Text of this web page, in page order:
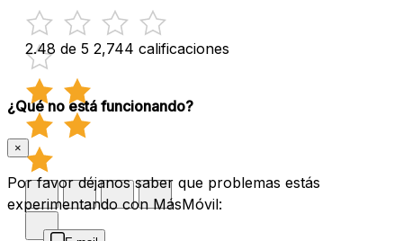
2.48 de 5 2,744 calificaciones
¿Qué no está funcionando?
×
Por favor déjanos saber que problemas estás
experimentando con MásMóvil: